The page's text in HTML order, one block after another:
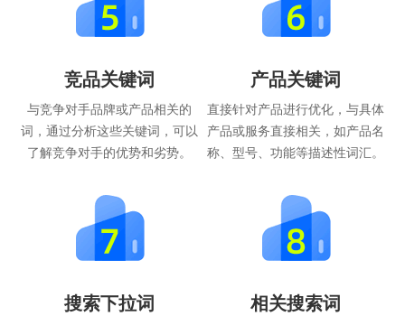
竞品关键词
与竞争对手品牌或产品相关的
词，通过分析这些关键词，可以
了解竞争对手的优势和劣势。
产品关键词
直接针对产品进行优化，与具体
产品或服务直接相关，如产品名
称、型号、功能等描述性词汇。
搜索下拉词 相关搜索词